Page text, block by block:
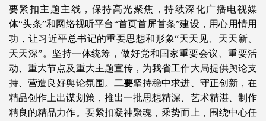
要紧扣主题主线，保持高光聚焦，持续深化广播电视媒
体“头条”和网络视听平台“首页首屏首条”建设，用心用情用
功，让习近平总书记的重要思想和形象“天天见、天天新、
天天深”。坚持一体统筹，做好党和国家重要会议、重要活
动、重大节点及重大主题宣传，为我省工作大局提供舆论支
持、营造良好舆论氛围。 二要坚持稳中求进、守正创新，在
精品创作上出谋划策，推出一批思想精深、艺术精湛、制作
精良的精品力作。要紧扣凝神聚魂，乘势而上，围绕中心任